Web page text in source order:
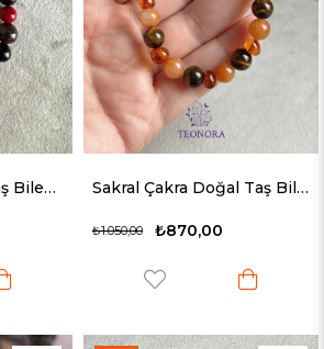
Kök Çakra Doğal Taş Bileklik Sakral Çakra Doğal Taş Bileklik
₺870,00
₺1.050,00